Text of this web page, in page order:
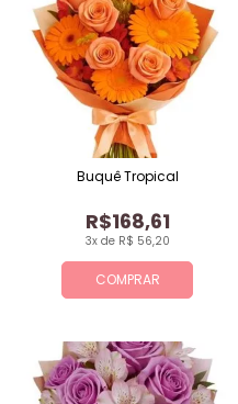
COMPRAR
3x de R$ 56,20
R$168,61
Buquê Tropical